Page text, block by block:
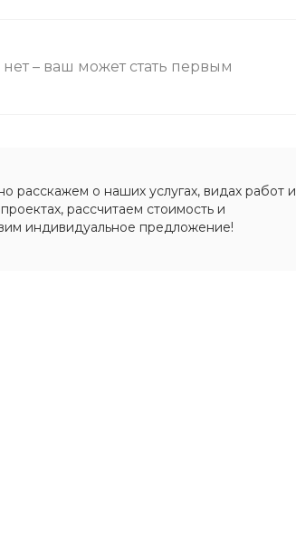
– ваш может стать первым
расскажем о наших услугах, видах работ и
рассчитаем стоимость и
индивидуальное предложение!